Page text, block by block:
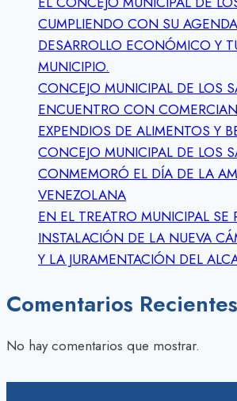
CUMPLIENDO CON SU
DESARROLLO ECONÓMICO Y
MUNICIPIO.
CONCEJO MUNICIPAL DE LOS
ENCUENTRO CON
EXPENDIOS DE ALIMENTOS Y
CONCEJO MUNICIPAL DE LOS
CONMEMORÓ EL DÍA DE LA
VENEZOLANA
EN EL TREATRO MUNICIPAL SE
INSTALACIÓN DE LA NUEVA
Y LA JURAMENTACIÓN DEL
Comentarios Recientes
No hay comentarios que mostrar.